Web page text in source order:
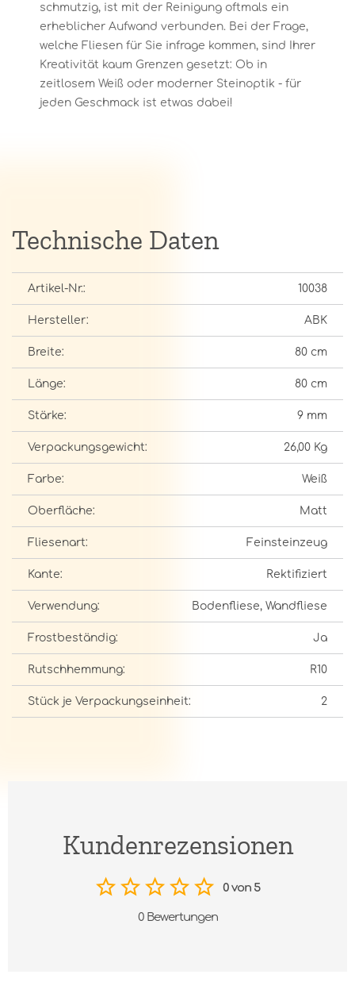
schmutzig, ist mit der Reinigung oftmals ein
erheblicher Aufwand verbunden. Bei der Frage,
welche Fliesen für Sie infrage kommen, sind Ihrer
Kreativität kaum Grenzen gesetzt: Ob in
zeitlosem Weiß oder moderner Steinoptik - für
jeden Geschmack ist etwas dabei!
Technische Daten
Artikel-Nr.: 10038
Hersteller: ABK
Breite: 80 cm
Länge: 80 cm
Stärke: 9 mm
Verpackungsgewicht: 26,00 Kg
Farbe: Weiß
Oberfläche: Matt
Fliesenart: Feinsteinzeug
Kante: Rektifiziert
Verwendung: Bodenfliese, Wandfliese
Frostbeständig: Ja
Rutschhemmung: R10
Stück je Verpackungseinheit: 2
Kundenrezensionen
0 von 5
0 Bewertungen